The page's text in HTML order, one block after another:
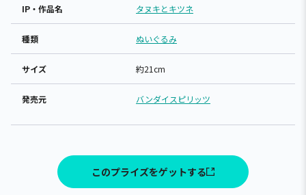
IP・作品名 タヌキとキツネ
種類 ぬいぐるみ
サイズ 約21cm
発売元 バンダイスピリッツ
このプライズをゲットする